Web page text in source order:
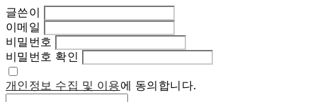
글쓴이
이메일
비밀번호
비밀번호 확인
개인정보 수집 및 이용에 동의합니다.